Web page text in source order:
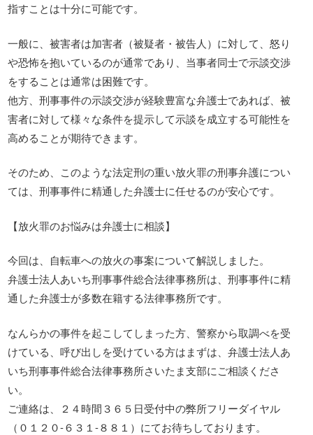
指すことは十分に可能です。
一般に、被害者は加害者（被疑者・被告人）に対して、怒り
や恐怖を抱いているのが通常であり、当事者同士で示談交渉
をすることは通常は困難です。
他方、刑事事件の示談交渉が経験豊富な弁護士であれば、被
害者に対して様々な条件を提示して示談を成立する可能性を
高めることが期待できます。
そのため、このような法定刑の重い放火罪の刑事弁護につい
ては、刑事事件に精通した弁護士に任せるのが安心です。
【放火罪のお悩みは弁護士に相談】
今回は、自転車への放火の事案について解説しました。
弁護士法人あいち刑事事件総合法律事務所は、刑事事件に精
通した弁護士が多数在籍する法律事務所です。
なんらかの事件を起こしてしまった方、警察から取調べを受
けている、呼び出しを受けている方はまずは、弁護士法人あ
いち刑事事件総合法律事務所さいたま支部にご相談くださ
い。
ご連絡は、２４時間３６５日受付中の弊所フリーダイヤル
（０１２０-６３１-８８１）にてお待ちしております。